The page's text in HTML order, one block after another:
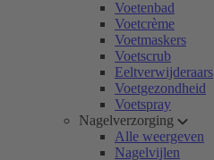
Voetenbad
Voetcrème
Voetmaskers
Voetscrub
Eeltverwijderaars
Voetgezondheid
Voetspray
Nagelverzorging
Alle weergeven
Nagelvijlen